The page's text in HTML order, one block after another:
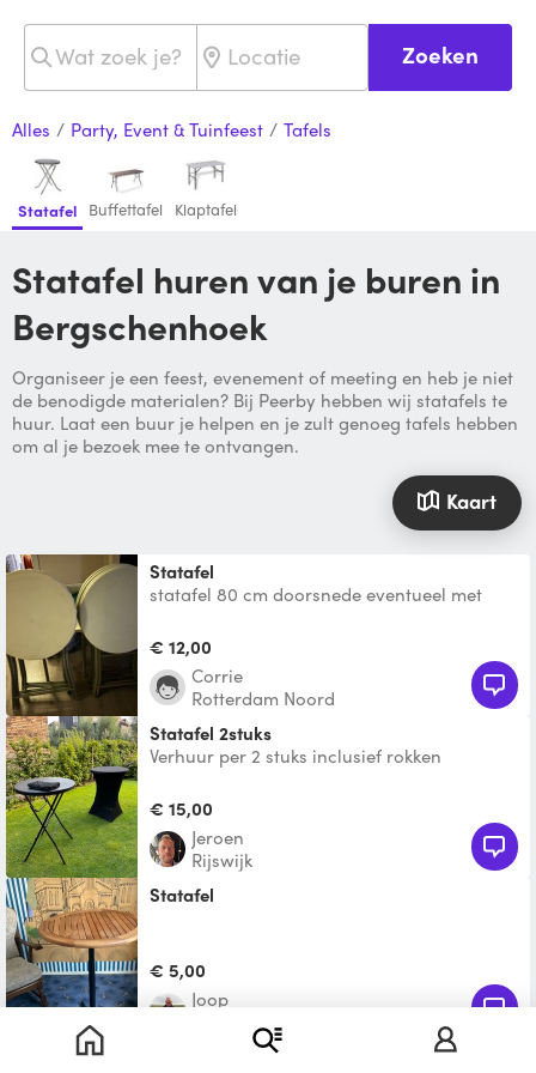
Zoeken
Alles / Party, Event & Tuinfeest / Tafels
Statafel Buffettafel Klaptafel
Statafel huren van je buren in
Bergschenhoek
Organiseer je een feest, evenement of meeting en heb je niet
de benodigde materialen? Bij Peerby hebben wij statafels te
huur. Laat een buur je helpen en je zult genoeg tafels hebben
om al je bezoek mee te ontvangen.
Kaart
Statafel
statafel 80 cm doorsnede eventueel met
creme bezorgen is
€ 12,00
Corrie
Rotterdam Noord
Statafel 2stuks
Verhuur per 2 stuks inclusief rokken
€ 15,00
Jeroen
Rijswijk
Statafel
€ 5,00
Joop
Bleiswijk